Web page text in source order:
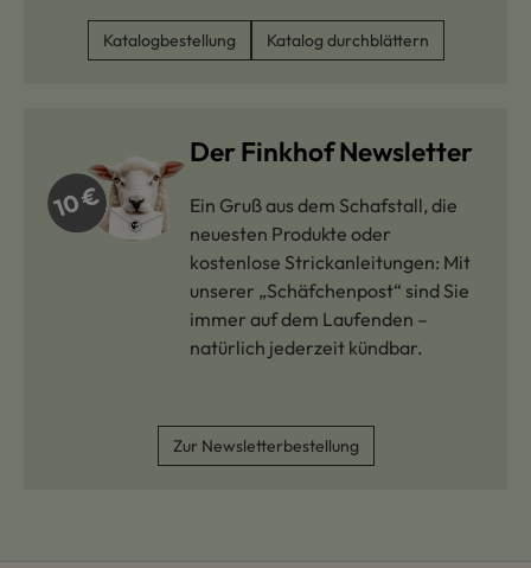
Katalogbestellung Katalog durchblättern
Der Finkhof Newsletter
Ein Gruß aus dem Schafstall, die
neuesten Produkte oder
kostenlose Strickanleitungen: Mit
unserer „Schäfchenpost“ sind Sie
immer auf dem Laufenden –
natürlich jederzeit kündbar.
Zur Newsletterbestellung